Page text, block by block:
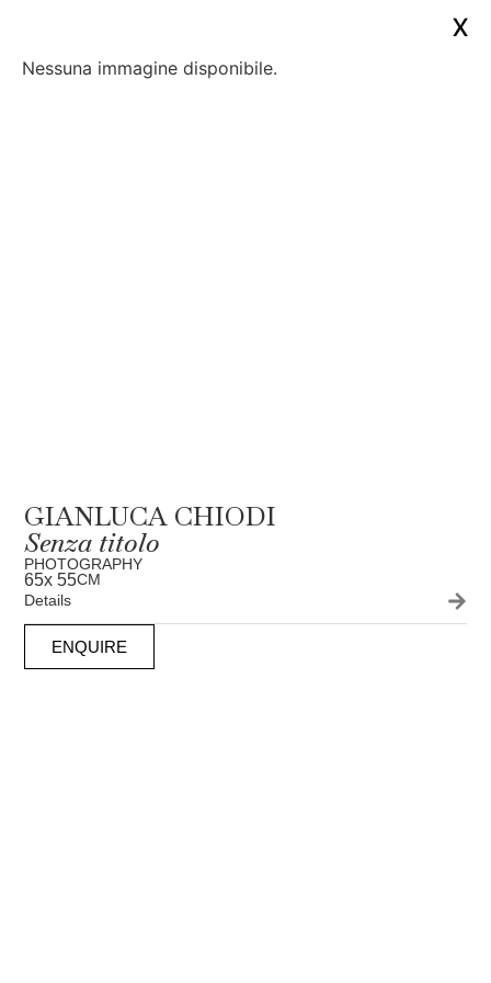
GIANLUCA CHIODI
Senza titolo
PHOTOGRAPHY
65x 55CM
Details
ENQUIRE
x
Nessuna immagine disponibile.